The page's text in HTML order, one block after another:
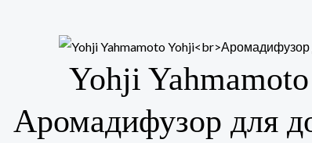
Yohji
Аромадифузор для